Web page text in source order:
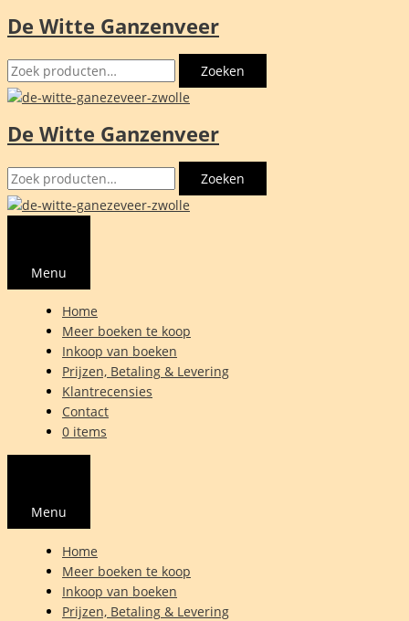
Ga
de
inhoud
De Witte Ganzenveer
Zoeken
naar:
Zoeken
De Witte Ganzenveer
Zoeken
naar:
Zoeken
Menu
Home
Meer boeken te koop
Inkoop van boeken
Prijzen, Betaling & Levering
Klantrecensies
Contact
0 items
Menu
Home
Meer boeken te koop
Inkoop van boeken
Prijzen, Betaling & Levering